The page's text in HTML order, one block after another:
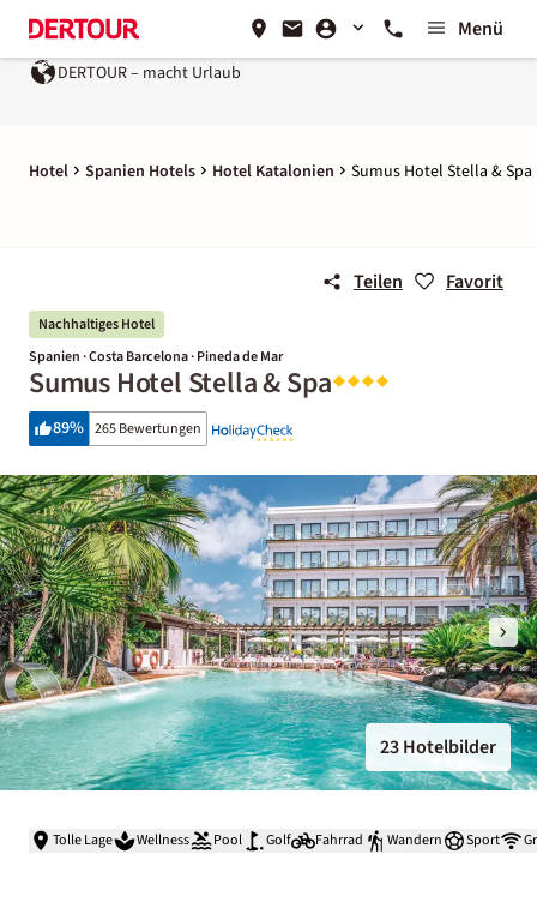
Menü
Urlaub Ein Unternehmen der
Hotel Spanien Hotels Hotel Katalonien Sumus Hotel Stella & Spa
Teilen Favorit
Nachhaltiges Hotel
Spanien · Costa Barcelona · Pineda de Mar
Sumus Hotel Stella & Spa
89% 265 Bewertungen
23 Hotelbilder
Tolle Lage Wellness Pool Golf Fahrrad Wandern Sport